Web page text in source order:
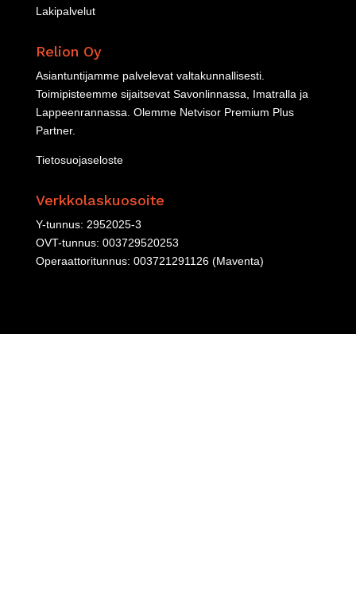
Lakipalvelut
Relion Oy
Asiantuntijamme palvelevat valtakunnallisesti.
Toimipisteemme sijaitsevat Savonlinnassa, Imatralla ja
Lappeenrannassa. Olemme Netvisor Premium Plus
Partner.
Tietosuojaseloste
Verkkolaskuosoite
Y-tunnus: 2952025-3
OVT-tunnus: 003729520253
Operaattoritunnus: 003721291126 (Maventa)